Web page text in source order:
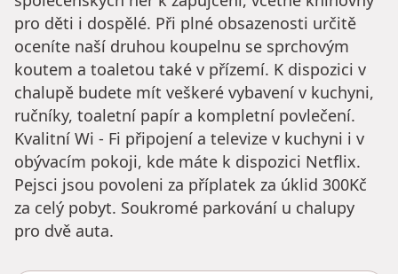
pro děti i dospělé. Při plné obsazenosti určitě
oceníte naší druhou koupelnu se sprchovým
koutem a toaletou také v přízemí. K dispozici v
chalupě budete mít veškeré vybavení v kuchyni,
ručníky, toaletní papír a kompletní povlečení.
Kvalitní Wi - Fi připojení a televize v kuchyni i v
obývacím pokoji, kde máte k dispozici Netflix.
Pejsci jsou povoleni za příplatek za úklid 300Kč
za celý pobyt. Soukromé parkování u chalupy
pro dvě auta.